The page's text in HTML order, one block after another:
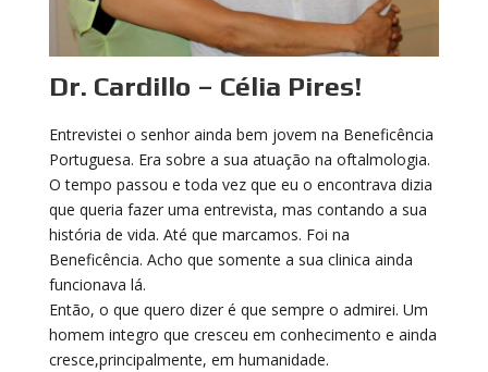
Dr. Cardillo – Célia Pires!
Entrevistei o senhor ainda bem jovem na Beneficência
Portuguesa. Era sobre a sua atuação na oftalmologia.
O tempo passou e toda vez que eu o encontrava dizia
que queria fazer uma entrevista, mas contando a sua
história de vida. Até que marcamos. Foi na
Beneficência. Acho que somente a sua clinica ainda
funcionava lá.
Então, o que quero dizer é que sempre o admirei. Um
homem integro que cresceu em conhecimento e ainda
cresce,principalmente, em humanidade.